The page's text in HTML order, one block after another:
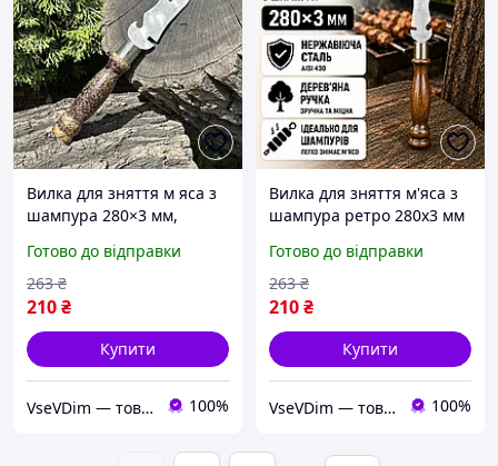
Вилка для зняття м яса з
шампура 280×3 мм,
ручка, нержавіюча сталь
AISI 430
Готово до відправки
210₴
263 ₴
Купити
VseVDim — товари, що роблять життя простішим 100%
Вилка для зняття м'яса з
шампура ретро 280х3 мм
нержавіюча сталь AISI
430
Готово до відправки
210₴
263 ₴
Купити
VseVDim — товари, що роблять життя простішим 100%